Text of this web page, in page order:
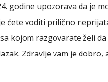
godine upozorava da je
ćete voditi prilično
kojom razgovarate želi
Zdravlje vam je dobro,